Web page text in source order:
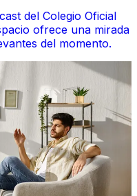
del Colegio Oficial
ofrece una mirada
del momento.